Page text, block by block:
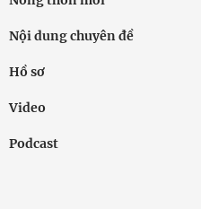
Nội dung chuyên đề
Hồ sơ
Video
Podcast